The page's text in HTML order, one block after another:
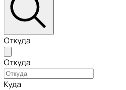
Откуда
Откуда
Куда